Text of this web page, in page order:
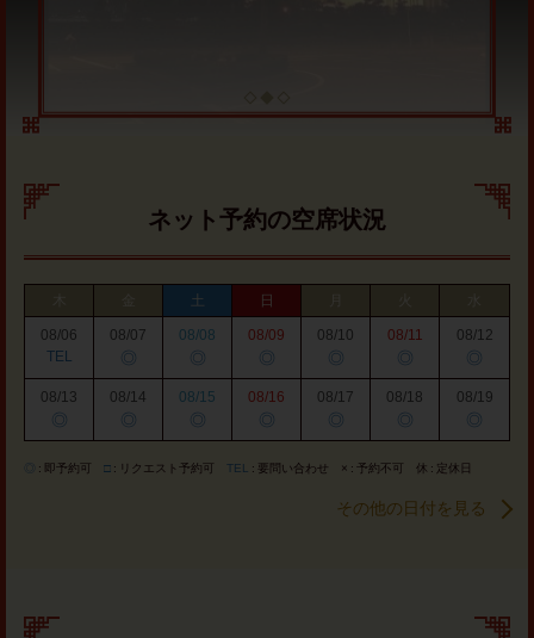
ネット予約の空席状況
土 日
08/06
TEL
08/07
◎
08/08
◎
08/09
◎
08/10
◎
08/11
◎
08/12
◎
08/13
◎
08/14
◎
08/15
◎
08/16
◎
08/17
◎
08/18
◎
08/19
◎
即予約可 □ リクエスト予約可 TEL 要問い合わせ × 予約不可 休 定休日
その他の日付を見る